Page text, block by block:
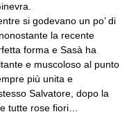
si godevano un po’ di
nonostante la recente
forma e Sasà ha
e muscoloso al punto
più unita e
Salvatore, dopo la
tutte rose fiori…